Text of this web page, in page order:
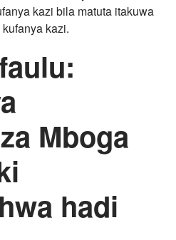
kazi bila matuta itakuwa
kazi.
Mboga
hadi